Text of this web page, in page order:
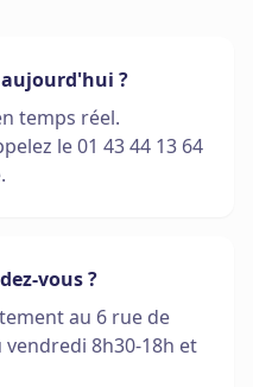
aujourd'hui ?
temps réel.
le 01 43 44 13 64
vous ?
au 6 rue de
vendredi 8h30-18h et